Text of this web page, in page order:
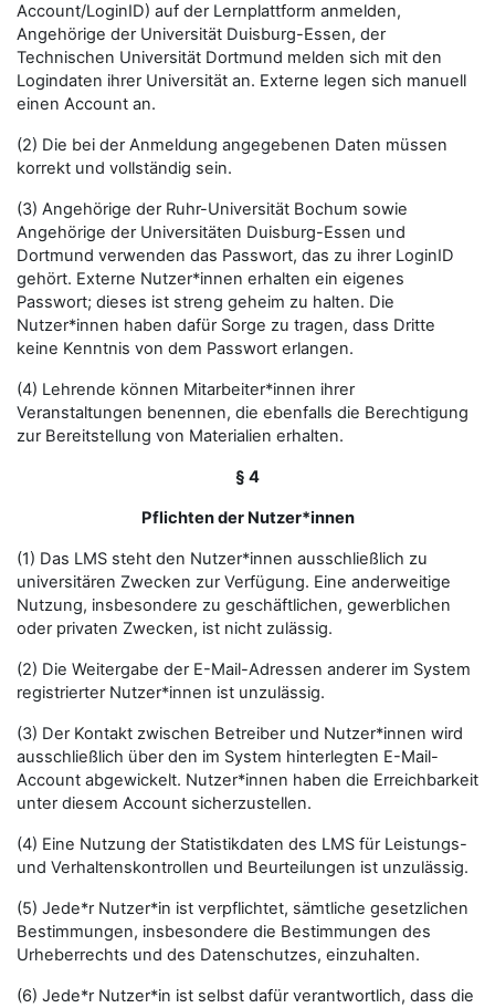
Account/LoginID) auf der Lernplattform anmelden,
Angehörige der Universität Duisburg-Essen, der
Technischen Universität Dortmund melden sich mit den
Logindaten ihrer Universität an. Externe legen sich manuell
einen Account an.
(2) Die bei der Anmeldung angegebenen Daten müssen
korrekt und vollständig sein.
(3) Angehörige der Ruhr-Universität Bochum sowie
Angehörige der Universitäten Duisburg-Essen und
Dortmund verwenden das Passwort, das zu ihrer LoginID
gehört. Externe Nutzer*innen erhalten ein eigenes
Passwort; dieses ist streng geheim zu halten. Die
Nutzer*innen haben dafür Sorge zu tragen, dass Dritte
keine Kenntnis von dem Passwort erlangen.
(4) Lehrende können Mitarbeiter*innen ihrer
Veranstaltungen benennen, die ebenfalls die Berechtigung
zur Bereitstellung von Materialien erhalten.
§ 4
Pflichten der Nutzer*innen
(1) Das LMS steht den Nutzer*innen ausschließlich zu
universitären Zwecken zur Verfügung. Eine anderweitige
Nutzung, insbesondere zu geschäftlichen, gewerblichen
oder privaten Zwecken, ist nicht zulässig.
(2) Die Weitergabe der E-Mail-Adressen anderer im System
registrierter Nutzer*innen ist unzulässig.
(3) Der Kontakt zwischen Betreiber und Nutzer*innen wird
ausschließlich über den im System hinterlegten E-Mail-
Account abgewickelt. Nutzer*innen haben die Erreichbarkeit
unter diesem Account sicherzustellen.
(4) Eine Nutzung der Statistikdaten des LMS für Leistungs-
und Verhaltenskontrollen und Beurteilungen ist unzulässig.
(5) Jede*r Nutzer*in ist verpflichtet, sämtliche gesetzlichen
Bestimmungen, insbesondere die Bestimmungen des
Urheberrechts und des Datenschutzes, einzuhalten.
(6) Jede*r Nutzer*in ist selbst dafür verantwortlich, dass die